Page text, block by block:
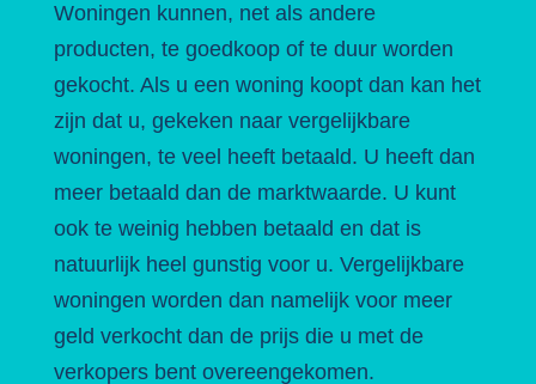
Woningen kunnen, net als andere
producten, te goedkoop of te duur worden
gekocht. Als u een woning koopt dan kan het
zijn dat u, gekeken naar vergelijkbare
woningen, te veel heeft betaald. U heeft dan
meer betaald dan de marktwaarde. U kunt
ook te weinig hebben betaald en dat is
natuurlijk heel gunstig voor u. Vergelijkbare
woningen worden dan namelijk voor meer
geld verkocht dan de prijs die u met de
verkopers bent overeengekomen.